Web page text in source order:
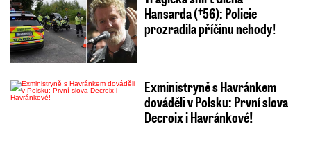
Hansarda (†56): Policie
prozradila příčinu nehody!
Exministryně s Havránkem
dováděli v Polsku: První slova
Decroix i Havránkové!